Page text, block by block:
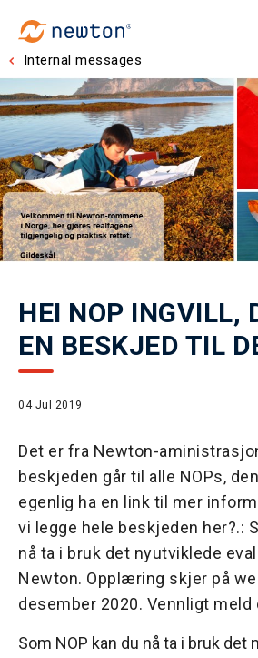
Internal messages
HEI NOP INGVILL,
EN BESKJED TIL
04 Jul 2019
Det er fra Newton-
beskjeden går til alle NOPs,
egenlig ha en link til mer
vi legge hele beskjeden her?.:
nå ta i bruk det nyutviklede
Newton. Opplæring skjer på
desember 2020. Vennligt meld
Som NOP kan du nå ta i bruk det